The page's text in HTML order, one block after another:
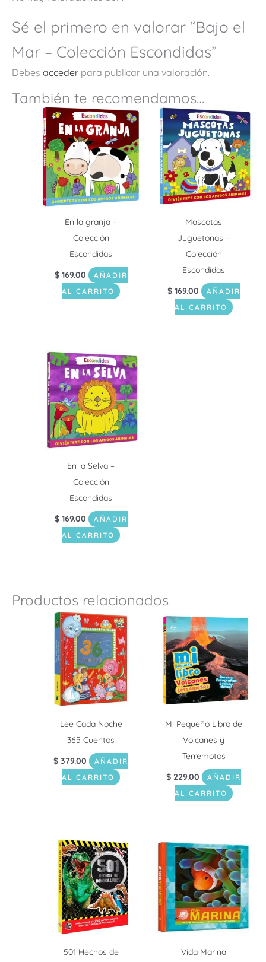
Sé el primero en valorar “Bajo el
Mar – Colección Escondidas”
Debes acceder para publicar una valoración.
También te recomendamos…
En la granja –
Colección
Escondidas
$169.00
AÑADIR
AL CARRITO
Mascotas
Juguetonas –
Colección
Escondidas
$169.00
AÑADIR
AL CARRITO
En la Selva –
Colección
Escondidas
$169.00
AÑADIR
AL CARRITO
Productos relacionados
Lee Cada Noche
365 Cuentos
$ 379.00
AÑADIR
AL CARRITO
Mi Pequeño Libro de
Volcanes y
Terremotos
$ 229.00
AÑADIR
AL CARRITO
501 Hechos de
Vida Marina